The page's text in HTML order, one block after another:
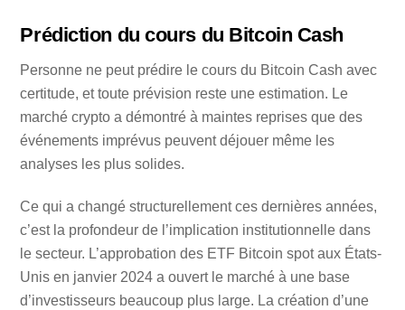
Prédiction du cours du Bitcoin Cash
Personne ne peut prédire le cours du Bitcoin Cash avec
certitude, et toute prévision reste une estimation. Le
marché crypto a démontré à maintes reprises que des
événements imprévus peuvent déjouer même les
analyses les plus solides.
Ce qui a changé structurellement ces dernières années,
c’est la profondeur de l’implication institutionnelle dans
le secteur. L’approbation des ETF Bitcoin spot aux États-
Unis en janvier 2024 a ouvert le marché à une base
d’investisseurs beaucoup plus large. La création d’une